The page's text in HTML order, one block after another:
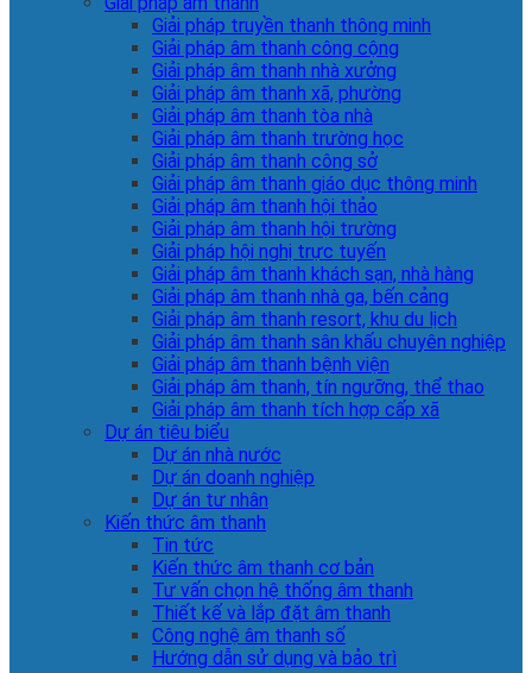
Giải pháp truyền thanh thông minh
Giải pháp âm thanh công cộng
Giải pháp âm thanh nhà xưởng
Giải pháp âm thanh xã, phường
Giải pháp âm thanh tòa nhà
Giải pháp âm thanh trường học
Giải pháp âm thanh công sở
Giải pháp âm thanh giáo dục thông minh
Giải pháp âm thanh hội thảo
Giải pháp âm thanh hội trường
Giải pháp hội nghị trực tuyến
Giải pháp âm thanh khách sạn, nhà hàng
Giải pháp âm thanh nhà ga, bến cảng
Giải pháp âm thanh resort, khu du lịch
Giải pháp âm thanh sân khấu chuyên nghiệp
Giải pháp âm thanh bệnh viện
Giải pháp âm thanh, tín ngưỡng, thể thao
Giải pháp âm thanh tích hợp cấp xã
Dự án tiêu biểu
Dự án nhà nước
Dự án doanh nghiệp
Dự án tư nhân
Kiến thức âm thanh
Tin tức
Kiến thức âm thanh cơ bản
Tư vấn chọn hệ thống âm thanh
Thiết kế và lắp đặt âm thanh
Công nghệ âm thanh số
Hướng dẫn sử dụng và bảo trì